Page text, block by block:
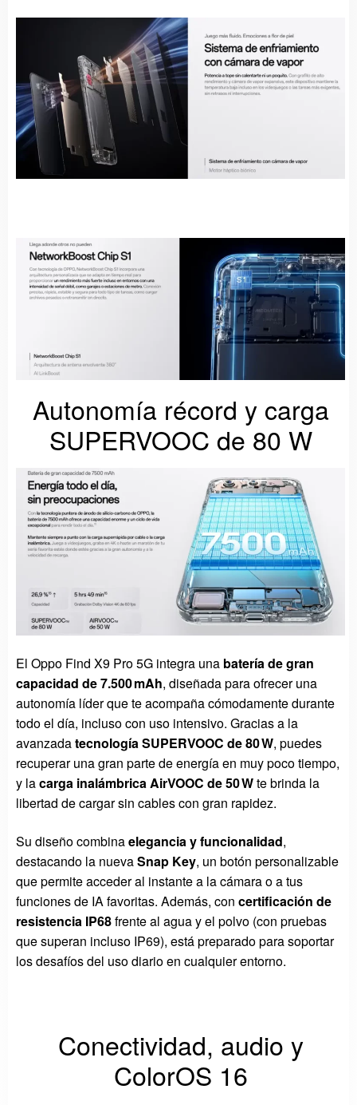
Autonomía récord y carga
SUPERVOOC de 80 W
El Oppo Find X9 Pro 5G integra una batería de gran
capacidad de 7.500 mAh, diseñada para ofrecer una
autonomía líder que te acompaña cómodamente durante
todo el día, incluso con uso intensivo. Gracias a la
avanzadatecnología SUPERVOOC de 80 W, puedes
recuperar una gran parte de energía en muy poco tiempo,
y lacarga inalámbrica AirVOOC de 50 Wte brinda la
libertad de cargar sin cables con gran rapidez.
Su diseño combinaelegancia y funcionalidad,
destacando la nuevaSnap Key, un botón personalizable
que permite acceder al instante a la cámara o a tus
funciones de IA favoritas. Además, con certificación de
resistencia IP68frente al agua y el polvo (con pruebas
que superan incluso IP69), está preparado para soportar
los desafíos del uso diario en cualquier entorno.
Conectividad, audio y
ColorOS 16